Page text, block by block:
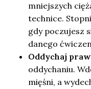
mniejszych
technice.
gdy poczujesz
danego
Oddychaj
oddychaniu.
mięśni, a